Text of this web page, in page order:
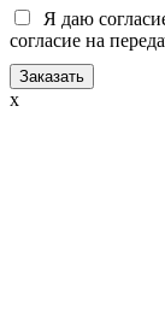
Я даю
согласие на
x